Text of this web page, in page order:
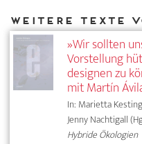
»Wir sollten
Vorstellung
designen zu
mit Martín
In: Marietta
Jenny Nachtigall
Hybride Ökologien